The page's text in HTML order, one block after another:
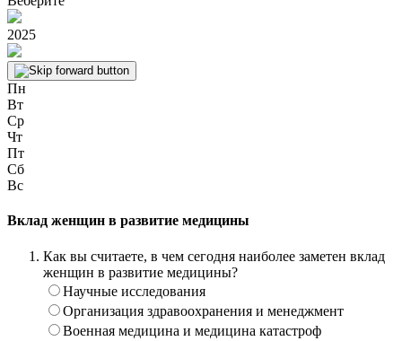
2025
Пн
Вт
Ср
Чт
Пт
Сб
Вс
Вклад женщин в развитие медицины
Как вы считаете, в чем сегодня наиболее заметен вклад
женщин в развитие медицины?
Научные исследования
Организация здравоохранения и менеджмент
Военная медицина и медицина катастроф